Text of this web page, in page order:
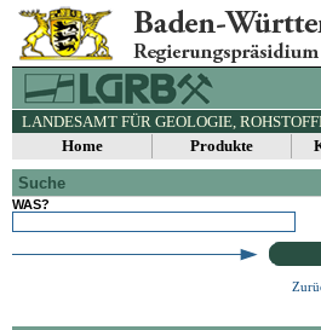
LANDESAMT FÜR GEOLOGIE,
Home
Produkte
Suche
WAS?